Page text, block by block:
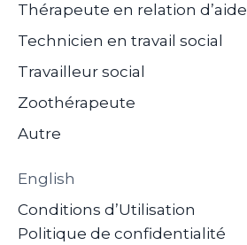
Thérapeute en relation d’aide
Technicien en travail social
Travailleur social
Zoothérapeute
Autre
English
Conditions d’Utilisation
Politique de confidentialité